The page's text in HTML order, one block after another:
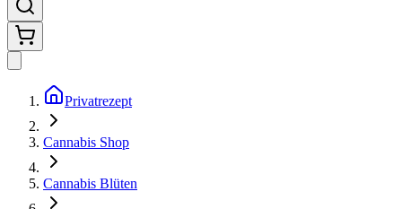
Privatrezept
Cannabis Shop
Cannabis Blüten